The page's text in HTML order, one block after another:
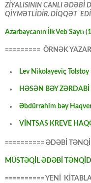
ZİYALISININ CANLI ƏDƏBİ
QİYMƏTLİDİR. DİQQƏT
Azərbaycanın İlk Veb Saytı
========= ÖRNƏK
Lev Nikolayeviç Tolstoy
HƏSƏN BƏY ZƏRDABİ
Əbdürrəhim bəy
VİNTSAS KREVE
========== ƏDƏBİ
MÜSTƏQİL ƏDƏBİ
========== YENİ